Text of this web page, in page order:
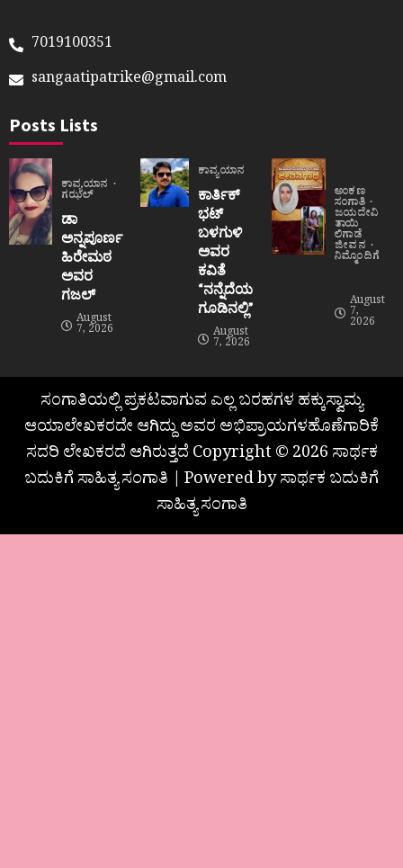
7019100351
sangaatipatrike@gmail.com
Posts Lists
ಕಾವ್ಯಯಾನ
ಗಝಲ್
ಡಾ
ಅನ್ನಪೂರ್ಣ
ಹಿರೇಮಠ
ಅವರ
ಗಜಲ್
August
7, 2026
ಕಾವ್ಯಯಾನ
ಕಾರ್ತಿಕ್
ಭಟ್
ಬಳಗುಳಿ
ಅವರ
ಕವಿತೆ
“ನನ್ನೆದೆಯ
ಗೂಡಿನಲ್ಲಿ”
August
7, 2026
ಅಂಕಣ
ಸಂಗಾತಿ
ಜಯದೇವಿ
ತಾಯಿ
ಲಿಗಾಡೆ
ಜೀವನ
ನಿಮ್ಮೊಂದಿಗೆ
August
7,
2026
ಸಂಗಾತಿಯಲ್ಲಿ ಪ್ರಕಟವಾಗುವ ಎಲ್ಲ ಬರಹಗಳ ಹಕ್ಕುಸ್ವಾಮ್ಯ
ಆಯಾಲೇಖಕರದೇ ಆಗಿದ್ದು ಅವರ ಅಭಿಪ್ರಾಯಗಳಹೊಣೆಗಾರಿಕೆ
ಸದರಿ ಲೇಖಕರದೆ ಆಗಿರುತ್ತದೆ Copyright © 2026 ಸಾರ್ಥಕ
ಬದುಕಿಗೆ ಸಾಹಿತ್ಯ ಸಂಗಾತಿ | Powered by ಸಾರ್ಥಕ ಬದುಕಿಗೆ
ಸಾಹಿತ್ಯ ಸಂಗಾತಿ